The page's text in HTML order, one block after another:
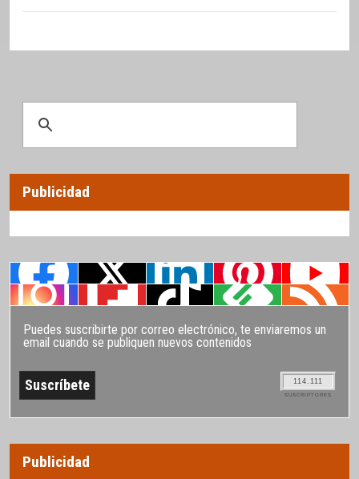
Publicidad
Puedes suscribirte por correo electrónico, te enviaremos un
email cuando se publiquen nuevos contenidos
114.111
SUSCRIPTORES
Publicidad